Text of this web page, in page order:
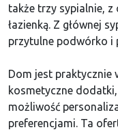
także trzy sypialnie, z
łazienką. Z głównej
przytulne podwórko i
Dom jest praktycznie
kosmetyczne
możliwość
preferencjami. Ta